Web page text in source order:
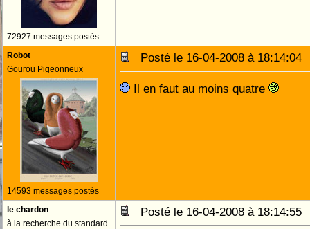
72927 messages postés
Robot
Gourou Pigeonneux
14593 messages postés
Posté le 16-04-2008 à
Il en faut au moins quatre
le chardon
à la recherche du standard
Posté le 16-04-2008 à